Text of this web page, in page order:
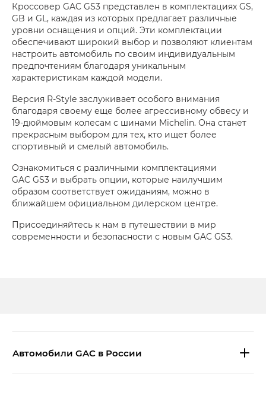
Кроссовер GAC GS3 представлен в комплектациях GS,
GB и GL, каждая из которых предлагает различные
уровни оснащения и опций. Эти комплектации
обеспечивают широкий выбор и позволяют клиентам
настроить автомобиль по своим индивидуальным
предпочтениям благодаря уникальным
характеристикам каждой модели.
Версия R-Style заслуживает особого внимания
благодаря своему еще более агрессивному обвесу и
19-дюймовым колесам с шинами Michelin. Она станет
прекрасным выбором для тех, кто ищет более
спортивный и смелый автомобиль.
Ознакомиться с различными комплектациями
GAC GS3 и выбрать опции, которые наилучшим
образом соответствует ожиданиям, можно в
ближайшем официальном дилерском центре.
Присоединяйтесь к нам в путешествии в мир
современности и безопасности с новым GAC GS3.
Aвтомобили GAC в России